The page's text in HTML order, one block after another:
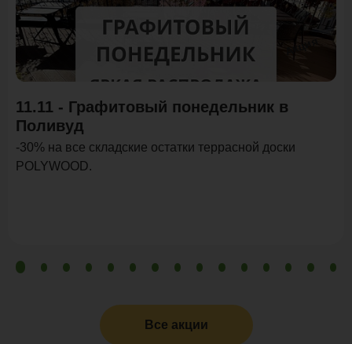
Акция
11.11 - Графитовый понедельник в
Поливуд
-30% на все складские остатки террасной доски
POLYWOOD.
Все акции